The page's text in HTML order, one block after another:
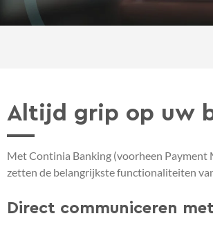
Altijd grip op uw
Met Continia Banking (voorheen Payment
zetten de belangrijkste functionaliteiten
Direct communiceren